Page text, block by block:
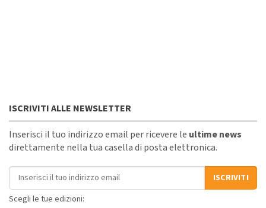
ISCRIVITI ALLE NEWSLETTER
Inserisci il tuo indirizzo email per ricevere le ultime news
direttamente nella tua casella di posta elettronica.
Indirizzo email
ISCRIVITI
Scegli le tue edizioni: